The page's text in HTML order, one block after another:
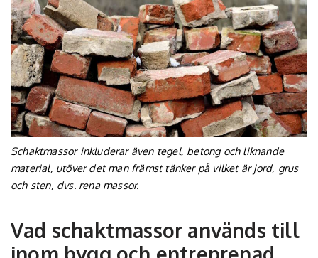
Schaktmassor inkluderar även tegel, betong och liknande
material, utöver det man främst tänker på vilket är jord, grus
och sten, dvs. rena massor.
Vad schaktmassor används till